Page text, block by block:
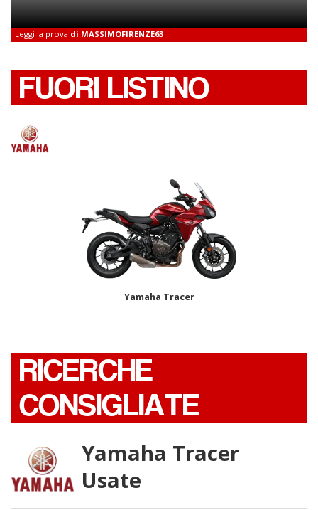
Leggi la prova di MASSIMOFIRENZE63
FUORI LISTINO
Yamaha Tracer
RICERCHE
CONSIGLIATE
Yamaha Tracer
Usate